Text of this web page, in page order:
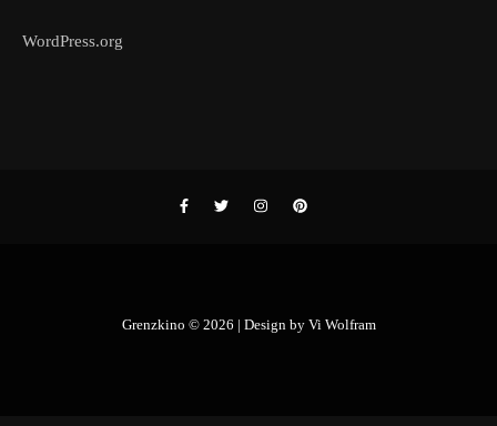
WordPress.org
Grenzkino © 2026 | Design by Vi Wolfram